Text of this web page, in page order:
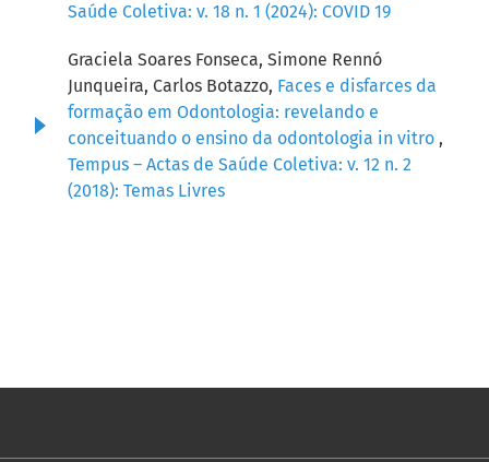
Saúde Coletiva: v. 18 n. 1 (2024): COVID 19
Graciela Soares Fonseca, Simone Rennó
Junqueira, Carlos Botazzo, Faces e disfarces da
formação em Odontologia: revelando e
conceituando o ensino da odontologia in vitro ,
Tempus – Actas de Saúde Coletiva: v. 12 n. 2
(2018): Temas Livres